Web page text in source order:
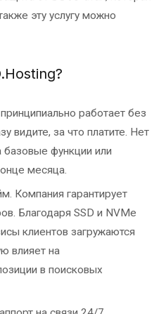
эту услугу можно
работает без
видите, за что платите. Нет
базовые функции или
месяца.
Компания гарантирует
Благодаря SSD и NVMe
клиентов загружаются
влияет на
в поисковых